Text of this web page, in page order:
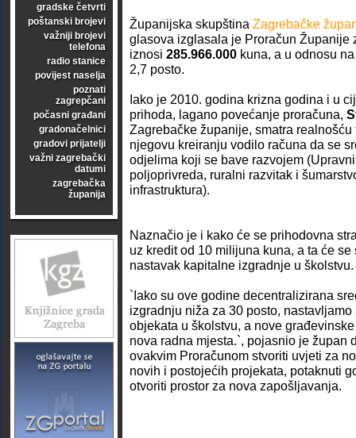
gradske četvrti
poštanski brojevi
važniji brojevi
telefona
radio stanice
povijest naselja
poznati
zagrepčani
počasni građani
gradonačelnici
gradovi prijatelji
važni zagrebački
datumi
zagrebačka
županija
Županijska skupština Zagrebačke
glasova izglasala je Proračun Županije
iznosi 285.966.000 kuna, a u odnosu
2,7 posto.
Iako je 2010. godina krizna godina i u
prihoda, lagano povećanje proračuna,
Zagrebačke županije, smatra realnošću
njegovu kreiranju vodilo računa da se
odjelima koji se bave razvojem
poljoprivreda, ruralni razvitak i
infrastruktura).
Naznačio je i kako će se prihodovna
uz kredit od 10 milijuna kuna, a ta će
nastavak kapitalne izgradnje u školstvu.
`Iako su ove godine decentralizirana
izgradnju niža za 30 posto,
objekata u školstvu, a nove
nova radna mjesta.`, pojasnio je župan
ovakvim Proračunom stvoriti uvjeti za
novih i postojećih projekata, potaknuti
otvoriti prostor za nova zapošljavanja.